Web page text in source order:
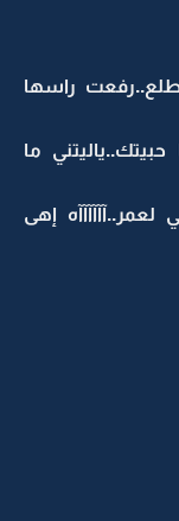
راسها
حبيتك..ياليتني ما
إهى